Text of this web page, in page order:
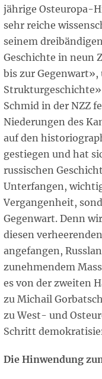
jährige Osteuropa-
sehr reiche
seinem
Geschichte in neun
bis zur
Schmid in der NZZ
Niederungen des
auf den
gestiegen und hat
russischen
Unterfangen,
Vergangenheit,
Gegenwart. Denn
diesen
angefangen,
zunehmendem
es von der zweiten
zu Michail
zu West- und
Schritt
Die Hinwendung